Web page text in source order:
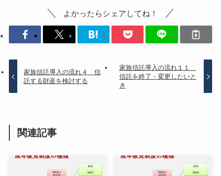
よかったらシェアしてね！
家族信託導入の流れ４ 信
託する財産を検討する
家族信託導入の流れ１１
信託を終了・変更したいと
き
関連記事